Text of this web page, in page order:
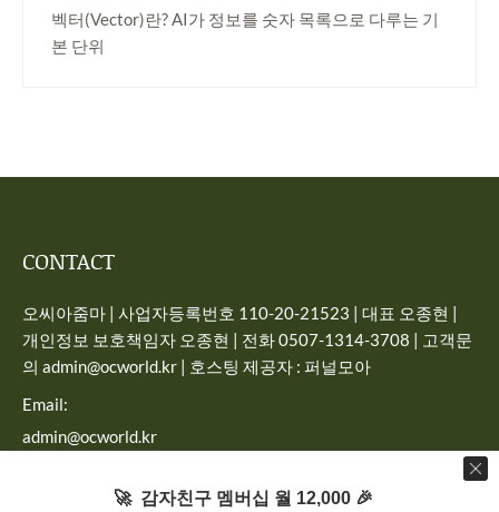
벡터(Vector)란? AI가 정보를 숫자 목록으로 다루는 기
본 단위
CONTACT
오씨아줌마 | 사업자등록번호 110-20-21523 | 대표 오종현 |
개인정보 보호책임자 오종현 | 전화 0507-1314-3708 | 고객문
의 admin@ocworld.kr | 호스팅 제공자 : 퍼널모아
Email:
admin@ocworld.kr
🚀 감자친구 멤버십 월 12,000 🎉